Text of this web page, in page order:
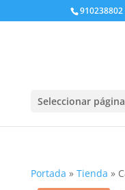
910238802
Seleccionar página
Portada » Tienda »